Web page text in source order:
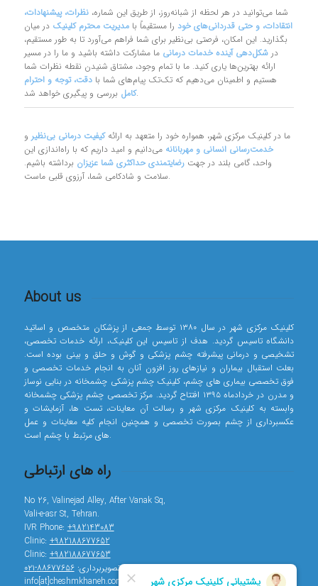
شما می‌توانید در هر لحظه از شبانه‌روز، از طریق این شماره،نظرات، پیشنهادات،
انتقادات، و حتی قدردانی‌های خود را مستقیماً بامدیریت محترم کلینیک در میان
بگذارید. این امکان، فرصتی بی‌نظیر برای شما فراهم می‌آورد تا به طور مستقیم،
درشکل‌دهی آینده خدمات درمانی ما مشارکت داشته باشید و ما را در مسیر
ارائه بهترین‌ها یاری کنید. ما با تمام وجود، مشتاق شنیدن نقطه نظرات شما
هستیم و اطمینان می‌دهیم که تک‌تک پیام‌های شما بادقت، توجه و احترام
کاملبررسی و پیگیری خواهد شد.
ما در کلینیک مرکزی شهر، همواره خود را متعهد به ارائهکیفیت درمانی بی‌نظیر و
خدمت‌رسانی انسانی و مهربانانه می‌دانیم و امید داریم که با راه‌اندازی این
واحد، گامی بلند در جهترضایتمندی حداکثری شما عزیزان برداشته باشیم.
سلامت و شادکامی شما، آرزوی قلبی ماست.
About us
کلینیک مرکزی شهر در سال ۱۳۸۰ توسط جمعی از پزشکان متخصص و اساتید
دانشگاه تاسیس گردید. هدف از تاسیس این کلینیک، ارائه خدمات تخصصی،
تشخیصی و درمانی پیشرفته چشم پزشکی و گوش و حلق و بینی بوده است.
بعلت استقبال بیماران و نیازهای روز افزون آنان به انجام خدمات تخصصی و
فوق تخصصی بیماری های چشم، کلینیک چشم پزشکی چشمخانه در بنایی نوساز
و مدرن در خردادماه ۱۳۹۵ افتتاح گردید. مرکز تخصصی چشم پزشکی چشمخانه
وابسته به کلینیک مرکزی شهر و رسالت آن معاینات، تست ها، آزمایشات و
عکسبرداری از چشم بصورت تخصصی و همچنین انجام کلیه معاینات و عمل
های مرتبط با چشم است.
راه های ارتباطی
No 26, Valinejad Alley, After Vanak Sq,
Vali-e-asr St, Tehran.
IVR Phone: +982143083
Clinic: +982188677652
Clinic: +982188677653
تصویربرداری:۸۸۶۷۷۶۵۶-۰۲۱
info[at]cheshmkhaneh.com